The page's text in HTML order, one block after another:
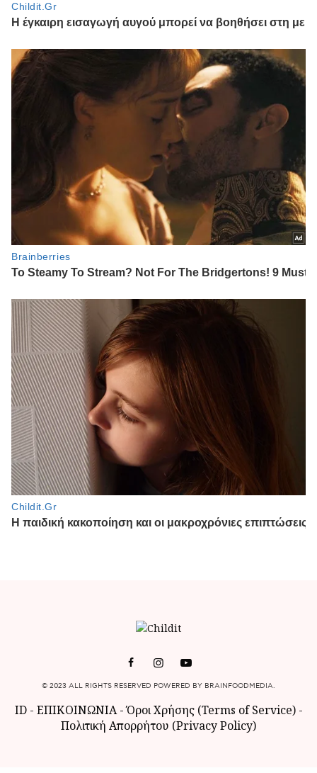
© 2023 ALL RIGHTS RESERVED POWERED BY BRAINFOODMEDIA.
ID- ΕΠΙΚΟΙΝΩΝΙΑ-Όροι Χρήσης (Terms of Service)-
Πολιτική Απορρήτου (Privacy Policy)